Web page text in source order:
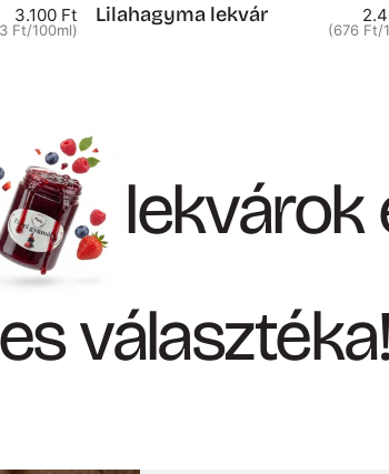
3.100 FtEgységár
Ft/100ml)
Lilahagyma lekvár
(676 Ft/
per
lekvárok
választéka!